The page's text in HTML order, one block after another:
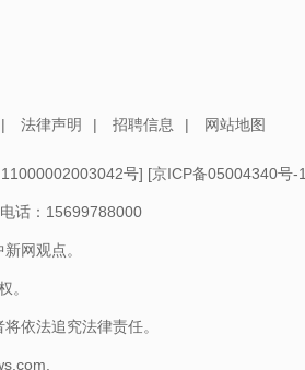
| 法律声明 | 招聘信息 | 网站地图
号] [京ICP备05004340号-1
话：15699788000
网观点。
。
依法追究法律责任。